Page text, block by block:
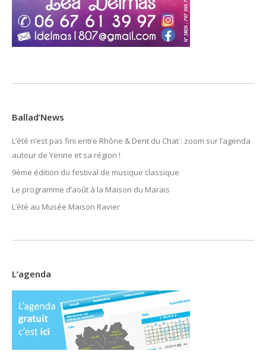
Ballad’News
L’été n’est pas fini entre Rhône & Dent du Chat : zoom sur l’agenda
autour de Yenne et sa région !
9ème édition du festival de musique classique
Le programme d’août à la Maison du Marais
L’été au Musée Maison Ravier
L’agenda